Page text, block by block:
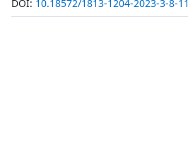
DOI: 10.18572/1813-1204-2023-3-8-11